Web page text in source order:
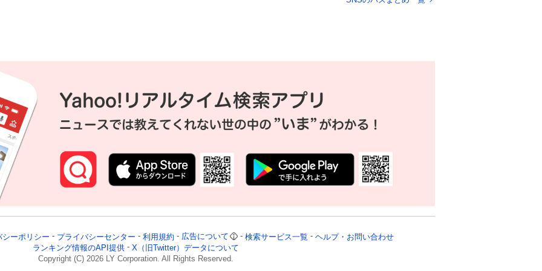
シーポリシー プライバシーセンター 利用規約 広告について 検索サービス一覧
ヘルプ・お問い合わせ
ランキング情報のAPI提供
X（旧Twitter）データについて
Copyright (C) 2026LY Corporation. All Rights Reserved.